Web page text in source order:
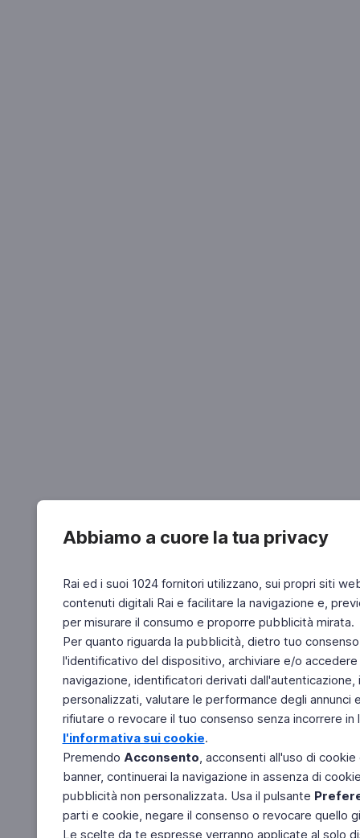
Abbiamo a cuore la tua privacy
Rai ed i suoi 1024 fornitori utilizzano, sui propri siti
contenuti digitali Rai e facilitare la navigazione e,
per misurare il consumo e proporre pubblicità mirata.
Per quanto riguarda la pubblicità, dietro tuo
l'identificativo del dispositivo, archiviare e/o
navigazione, identificatori derivati
personalizzati, valutare le performance degli
rifiutare o revocare il tuo consenso senza incorrere
l'informativa sui cookie.
Premendo Acconsento, acconsenti all'uso di
banner, continuerai la navigazione in assenza di
pubblicità non personalizzata. Usa il pulsante
parti e cookie, negare il consenso o revocare quello
Le scelte da te espresse verranno applicate al solo